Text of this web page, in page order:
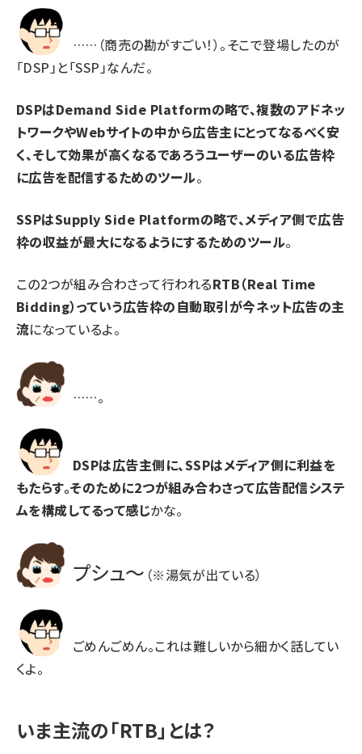
……（商売の勘がすごい！）。そこで登場したのが
「DSP」と「SSP」なんだ。
DSPはDemand Side Platformの略で、複数のアドネッ
トワークやWebサイトの中から広告主にとってなるべく安
く、そして効果が高くなるであろうユーザーのいる広告枠
に広告を配信するためのツール。
SSPはSupply Side Platformの略で、メディア側で広告
枠の収益が最大になるようにするためのツール。
この2つが組み合わさって行われるRTB（Real Time
Bidding）っていう広告枠の自動取引が今ネット広告の主
流になっているよ。
……。
DSPは広告主側に、SSPはメディア側に利益を
もたらす。そのために2つが組み合わさって広告配信システ
ムを構成してるって感じかな。
プシュ～ （※湯気が出ている）
ごめんごめん。これは難しいから細かく話してい
くよ。
いま主流の「RTB」とは？